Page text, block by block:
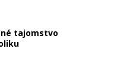
tajomstvo